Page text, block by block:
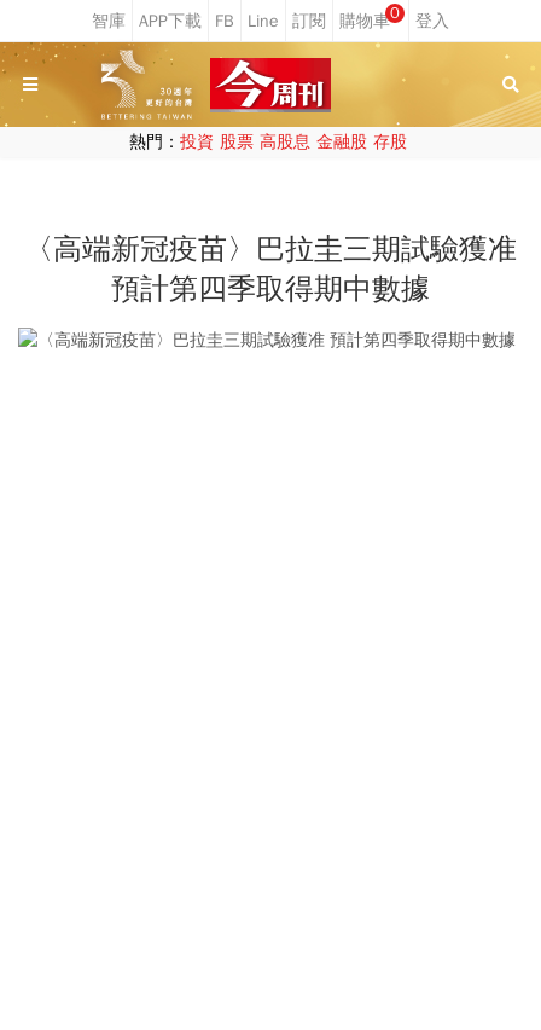
0
熱門： 投資 股票 高股息 金融股 存股
〈高端新冠疫苗〉巴拉圭三期試驗獲准
預計第四季取得期中數據